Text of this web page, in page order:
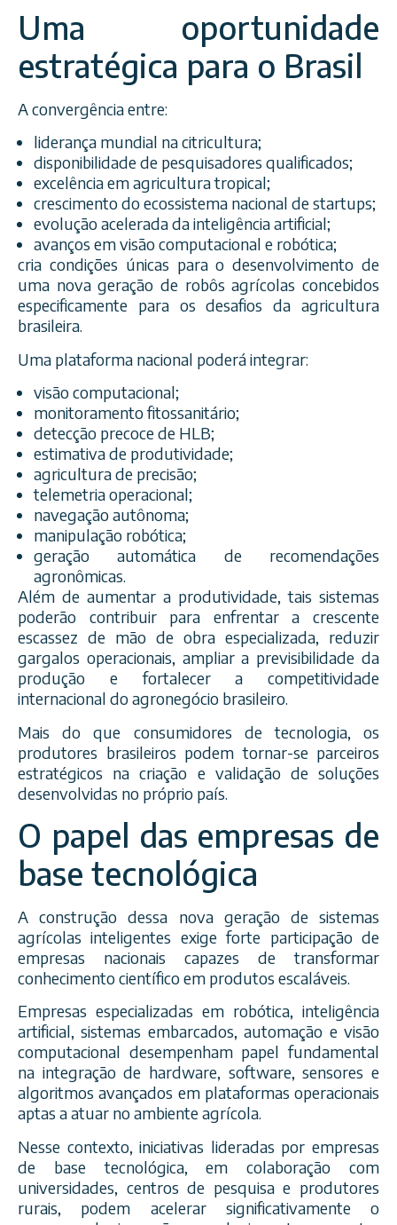
Uma oportunidade
estratégica para o Brasil
A convergência entre:
liderança mundial na citricultura;
disponibilidade de pesquisadores qualificados;
excelência em agricultura tropical;
crescimento do ecossistema nacional de startups;
evolução acelerada da inteligência artificial;
avanços em visão computacional e robótica;
cria condições únicas para o desenvolvimento de
uma nova geração de robôs agrícolas concebidos
especificamente para os desafios da agricultura
brasileira.
Uma plataforma nacional poderá integrar:
visão computacional;
monitoramento fitossanitário;
detecção precoce de HLB;
estimativa de produtividade;
agricultura de precisão;
telemetria operacional;
navegação autônoma;
manipulação robótica;
geração automática de recomendações
agronômicas.
Além de aumentar a produtividade, tais sistemas
poderão contribuir para enfrentar a crescente
escassez de mão de obra especializada, reduzir
gargalos operacionais, ampliar a previsibilidade da
produção e fortalecer a competitividade
internacional do agronegócio brasileiro.
Mais do que consumidores de tecnologia, os
produtores brasileiros podem tornar-se parceiros
estratégicos na criação e validação de soluções
desenvolvidas no próprio país.
O papel das empresas de
base tecnológica
A construção dessa nova geração de sistemas
agrícolas inteligentes exige forte participação de
empresas nacionais capazes de transformar
conhecimento científico em produtos escaláveis.
Empresas especializadas em robótica, inteligência
artificial, sistemas embarcados, automação e visão
computacional desempenham papel fundamental
na integração de hardware, software, sensores e
algoritmos avançados em plataformas operacionais
aptas a atuar no ambiente agrícola.
Nesse contexto, iniciativas lideradas por empresas
de base tecnológica, em colaboração com
universidades, centros de pesquisa e produtores
rurais, podem acelerar significativamente o